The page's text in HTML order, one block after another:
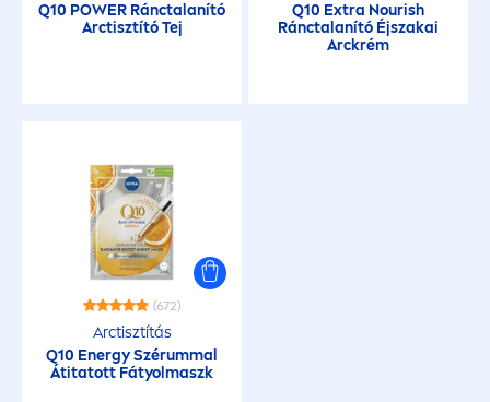
Q10 POWER Ránctalanító
Arctisztító Tej
Q10 Extra Nourish
Ránctalanító Éjszakai
Arckrém
(672)
Arctisztítás
Q10 Energy Szérummal
Átitatott Fátyolmaszk